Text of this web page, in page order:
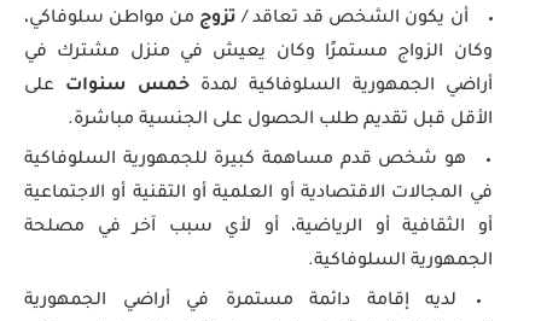
أن يكون الشخص قد تعاقد / تزوج من مواطن سلوفاكي،
وكان الزواج مستمرًا وكان يعيش في منزل مشترك في
أراضي الجمهورية السلوفاكية لمدة خمس سنوات على
الأقل قبل تقديم طلب الحصول على الجنسية مباشرة.
هو شخص قدم مساهمة كبيرة للجمهورية السلوفاكية
في المجالات الاقتصادية أو العلمية أو التقنية أو الاجتماعية
أو الثقافية أو الرياضية، أو لأي سبب آخر في مصلحة
الجمهورية السلوفاكية.
لديه إقامة دائمة مستمرة في أراضي الجمهورية